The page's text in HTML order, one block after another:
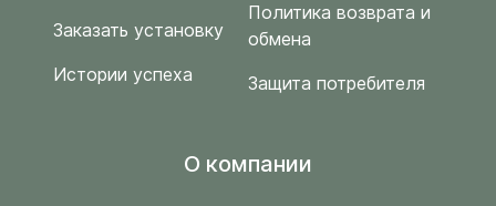
Заказать установку
Истории успеха
Политика возврата и
обмена
Защита потребителя
O компании